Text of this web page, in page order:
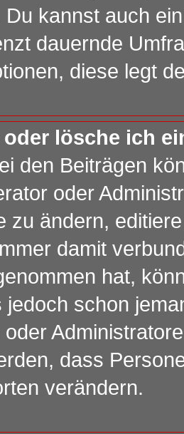
Du kannst auch
dauernde
diese legt
lösche ich
den Beiträgen
oder
zu ändern,
damit
hat,
jedoch schon
dass
verändern.